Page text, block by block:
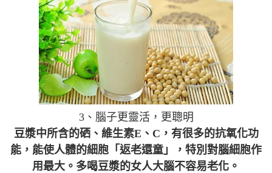
3、腦子更靈活，更聰明
豆漿中所含的硒、維生素E、C，有很多的抗氧化功
能，能使人體的細胞「返老還童」，特別對腦細胞作
用最大。多喝豆漿的女人大腦不容易老化。